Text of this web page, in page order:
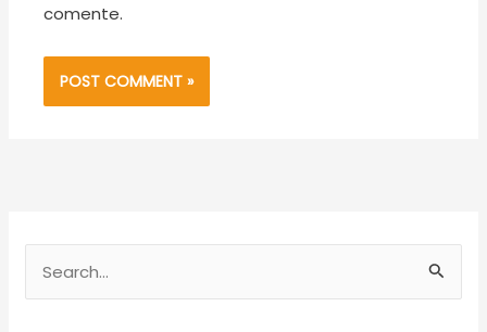
comente.